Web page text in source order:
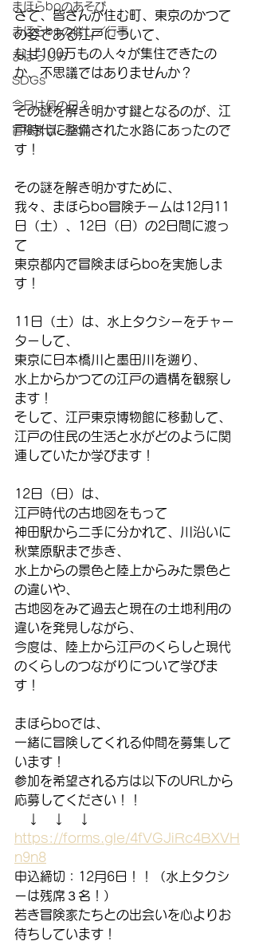
まほらboのあそび
まほらboの催し／行事
まほらじお
SDGs
今日は何の日？
冒険まほらbo
さて、皆さんが住む町、東京のかつて
の姿である江戸について、
なぜ100万もの人々が集住できたの
か、不思議ではありませんか？
その謎を解き明かす鍵となるのが、江
戸時代に整備された水路にあったので
す！
その謎を解き明かすために、
我々、まほらbo冒険チームは12月11
日（土）、12日（日）の2日間に渡っ
て
東京都内で冒険まほらboを実施しま
す！
11日（土）は、水上タクシーをチャー
ターして、
東京に日本橋川と墨田川を遡り、
水上からかつての江戸の遺構を観察し
ます！
そして、江戸東京博物館に移動して、
江戸の住民の生活と水がどのように関
連していたか学びます！
12日（日）は、
江戸時代の古地図をもって
神田駅から二手に分かれて、川沿いに
秋葉原駅まで歩き、
水上からの景色と陸上からみた景色と
の違いや、
古地図をみて過去と現在の土地利用の
違いを発見しながら、
今度は、陸上から江戸のくらしと現代
のくらしのつながりについて学びま
す！
まほらboでは、
一緒に冒険してくれる仲間を募集して
います！
参加を希望される方は以下のURLから
応募してください！！
https://forms.gle/4fVGJiRc4BXVH
n9n8
申込締切：12月6日！！（水上タクシ
ーは残席３名！）
若き冒険家たちとの出会いを心よりお
待ちしています！